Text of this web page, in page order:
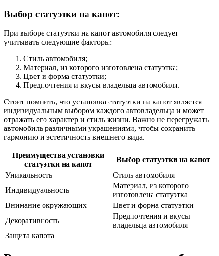
Выбор статуэтки на капот:
При выборе статуэтки на капот автомобиля следует
учитывать следующие факторы:
Стиль автомобиля;
Материал, из которого изготовлена статуэтка;
Цвет и форма статуэтки;
Предпочтения и вкусы владельца автомобиля.
Стоит помнить, что установка статуэтки на капот является
индивидуальным выбором каждого автовладельца и может
отражать его характер и стиль жизни. Важно не перегружать
автомобиль различными украшениями, чтобы сохранить
гармонию и эстетичность внешнего вида.
Преимущества установки
статуэтки на капот
Выбор статуэтки на капот
Уникальность
Стиль автомобиля
Индивидуальность
Материал, из которого
изготовлена статуэтка
Внимание окружающих
Цвет и форма статуэтки
Декоративность
Предпочтения и вкусы
владельца автомобиля
Защита капота